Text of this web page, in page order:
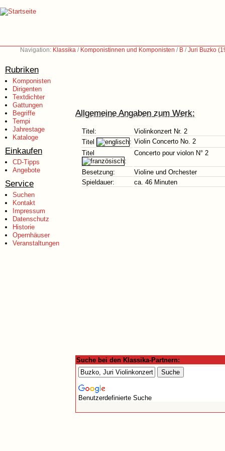
Navigation: Klassika / Komponistinnen und Komponisten / B /Juri Buzko
Rubriken
Komponisten
Dirigenten
Textdichter
Gattungen
Begriffe
Tempi
Jahrestage
Kataloge
Einkaufen
CD-Tipps
Angebote
Service
Suchen
Kontakt
Impressum
Datenschutz
Historie
Opernhäuser
Veranstaltungen
Allgemeine Angaben zum Werk:
Titel:
Violinkonzert Nr. 2
Titel
: Violin Concerto No. 2
Titel
:
Concerto pour violon N° 2
Besetzung:
Violine und Orchester
Spieldauer:
ca. 46 Minuten
Suche bei den Klassika-Partnern:
Benutzerdefinierte Suche